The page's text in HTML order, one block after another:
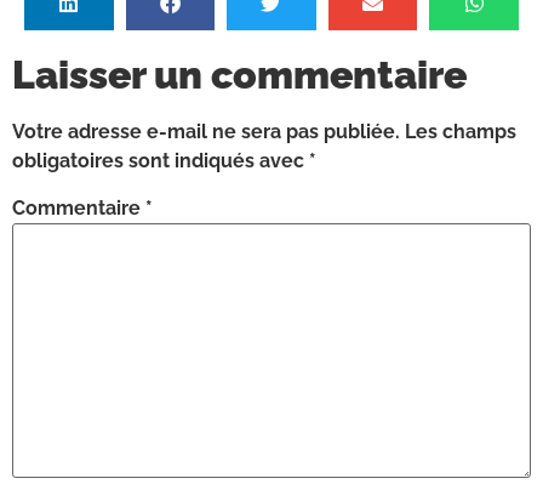
Laisser un commentaire
Votre adresse e-mail ne sera pas publiée. Les champs
obligatoires sont indiqués avec *
Commentaire *